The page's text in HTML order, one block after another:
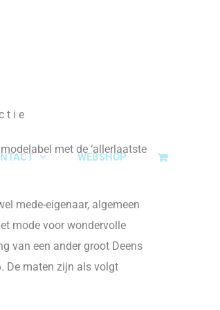
WEBSHOP
met de ‘allerlaatste
mede-eigenaar, algemeen
mode voor wondervolle
van een ander groot Deens
De maten zijn als volgt